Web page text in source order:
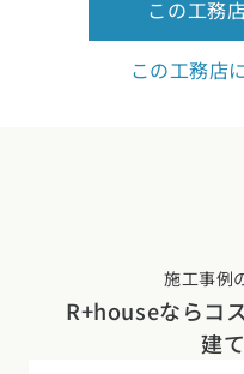
この工務
この工務店
施工事例
R+houseならコ
建